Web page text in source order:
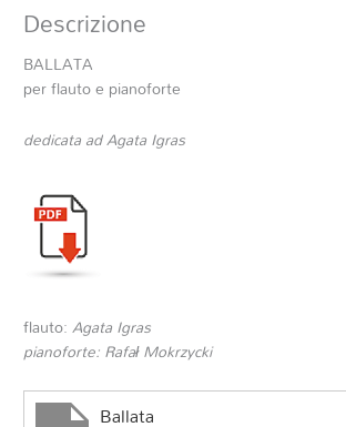
Descrizione
BALLATA
per flauto e pianoforte
dedicata ad Agata Igras
flauto:Agata Igras
pianoforte: Rafał Mokrzycki
Ballata